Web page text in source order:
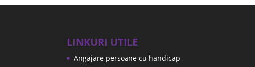
LINKURI UTILE
Angajare persoane cu handicap